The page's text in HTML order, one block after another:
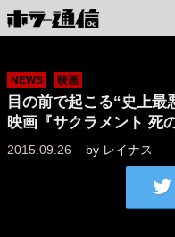
NEWS 映画
目の前で起こる“史上
映画『サクラメント 死
2015.09.26 by レイナス